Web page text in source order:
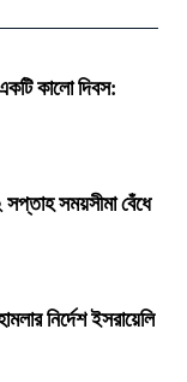
কালো দিবস:
সময়সীমা বেঁধে
নির্দেশ ইসরায়েলি